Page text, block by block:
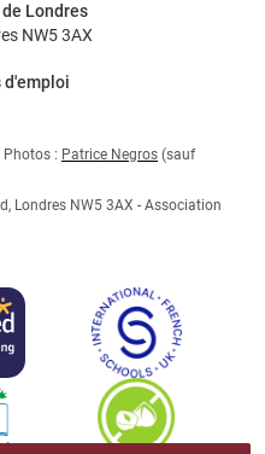
Londres
NW5 3AX
d'emploi
| Photos : Patrice Negros (sauf
Londres NW5 3AX - Association